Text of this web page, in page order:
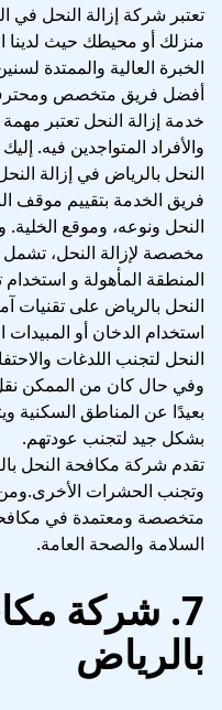
تعتبر شركة إزالة النحل
منزلك أو محيطك حيث لدينا
الخبرة العالية والممتدة
أفضل فريق متخصص
خدمة إزالة النحل تعتبر
والأفراد المتواجدين فيه.
النحل بالرياض في إزالة
فريق الخدمة بتقييم موقف
النحل ونوعه، وموقع
مخصصة لإزالة النحل، تشمل
المنطقة المأهولة و
النحل بالرياض على تقنيات
استخدام الدخان أو
النحل لتجنب اللدغات
وفي حال كان من الممكن
بعيدًا عن المناطق السكنية
بشكل جيد لتجنب عودتهم.
تقدم شركة مكافحة النحل
وتجنب الحشرات الأخرى.ومن
متخصصة ومعتمدة في مكافحة
السلامة والصحة العامة.
7. شركة
بالرياض